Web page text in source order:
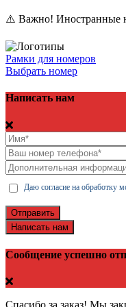
⚠️ Важно! Иностранные
Рамки для номеров
Выбрать номер
Написать нам
Даю согласие на обработку
Отправить
Написать нам
Сообщение успешно
Спасибо за заказ! Мы